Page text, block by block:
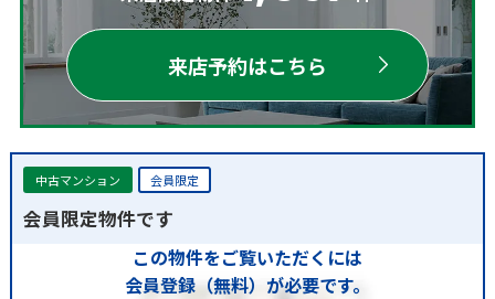
来店予約はこちら
中古マンション 会員限定
会員限定物件です
この物件をご覧いただくには
会員登録（無料）が必要です。